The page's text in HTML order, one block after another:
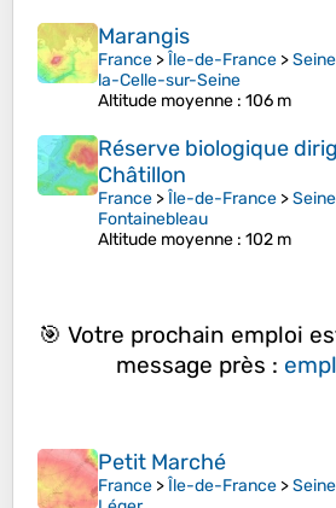
Marangis
France >Île-de-France >
la-Celle-sur-Seine
Altitude moyenne : 106 m
Réserve biologique
Châtillon
France >Île-de-France >
Fontainebleau
Altitude moyenne : 102 m
🎯 Votre prochain emploi
message près :
Petit Marché
France >Île-de-France >